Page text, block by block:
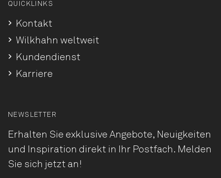
QUICKLINKS
Kontakt
Wilkhahn weltweit
Kundendienst
Karriere
NEWSLETTER
Erhalten Sie exklusive Angebote, Neuigkeiten
und Inspiration direkt in Ihr Postfach. Melden
Sie sich jetzt an!